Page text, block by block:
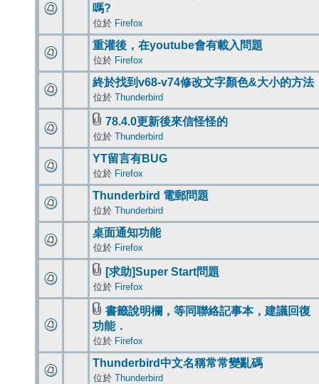
嗎?
位於 Firefox
重灌後，在youtube會有載入問題
位於 Firefox
終於找到v68-v74修改文字顏色&大小的方法
位於 Thunderbird
78.4.0更新後來信怪怪的
位於 Thunderbird
YT留言有BUG
位於 Firefox
Thunderbird 電郵問題
位於 Thunderbird
桌面通知功能
位於 Firefox
[求助]Super Start問題
位於 Firefox
書籤說明欄，等同聯絡記事本，建議回復
功能．
位於 Firefox
Thunderbird中文名稱常常變亂碼
位於 Thunderbird